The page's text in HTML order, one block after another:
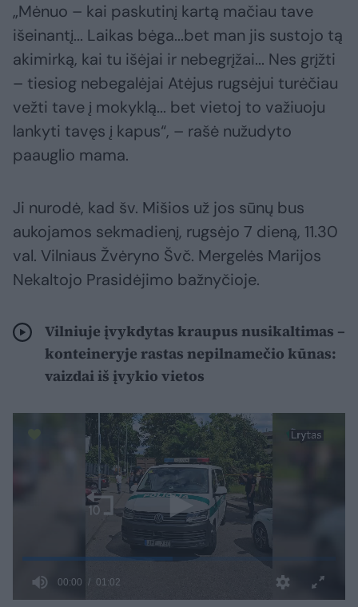
„Mėnuo – kai paskutinį kartą mačiau tave
išeinantį... Laikas bėga...bet man jis sustojo tą
akimirką, kai tu išėjai ir nebegrįžai... Nes grįžti
– tiesiog nebegalėjai Atėjus rugsėjui turėčiau
vežti tave į mokyklą... bet vietoj to važiuoju
lankyti tavęs į kapus“, – rašė nužudyto
paauglio mama.
Ji nurodė, kad šv. Mišios už jos sūnų bus
aukojamos sekmadienį, rugsėjo 7 dieną, 11.30
val. Vilniaus Žvėryno Švč. Mergelės Marijos
Nekaltojo Prasidėjimo bažnyčioje.
Vilniuje įvykdytas kraupus nusikaltimas –
konteineryje rastas nepilnamečio kūnas:
vaizdai iš įvykio vietos